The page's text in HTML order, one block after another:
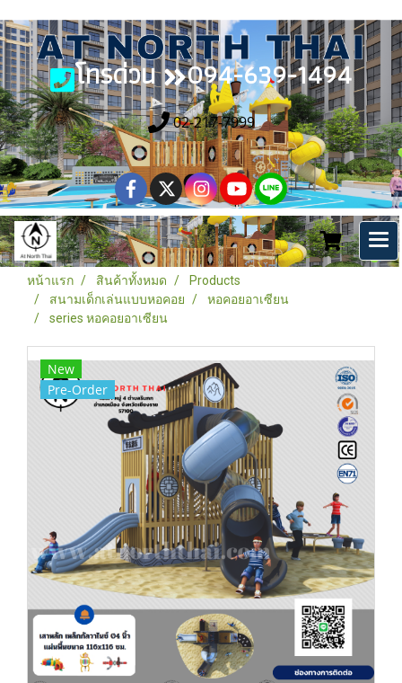
โทรด่วน 094-639-1494
02-217-7999
หน้าแรก สินค้าทั้งหมด
Products
สนามเด็กเล่นแบบหอคอย
หอคอยอาเซียน
series หอคอยอาเซียน
New
Pre-Order